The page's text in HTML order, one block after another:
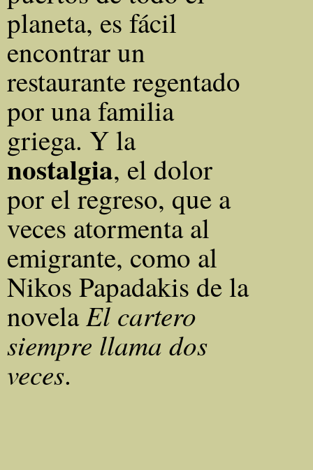
planeta, es fácil
encontrar un
restaurante regentado
por una familia
griega. Y la
nostalgia, el dolor
por el regreso, que a
veces atormenta al
emigrante, como al
Nikos Papadakis de la
novelaEl cartero
siempre llama dos
veces.